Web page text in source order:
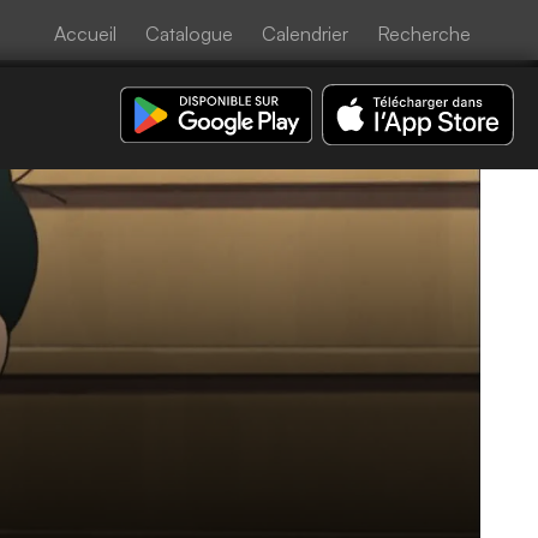
Accueil Catalogue Calendrier Recherche